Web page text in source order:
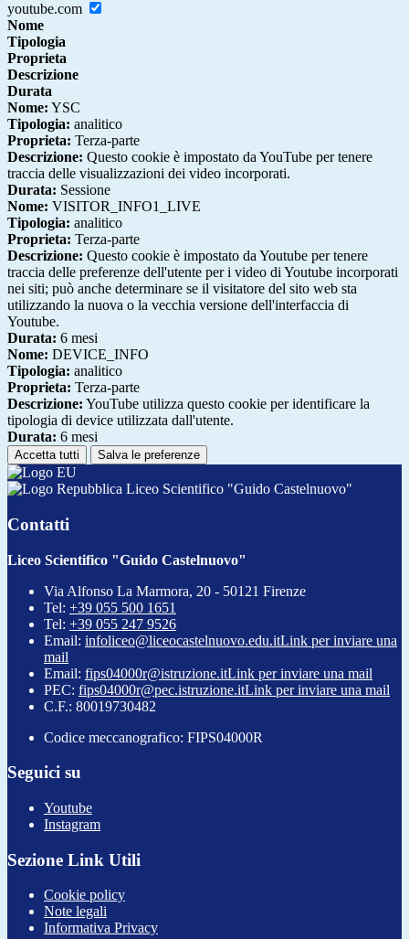
youtube.com
Nome
Tipologia
Proprieta
Descrizione
Durata
Nome: YSC
Tipologia: analitico
Proprieta: Terza-parte
Descrizione: Questo cookie è impostato da YouTube per tenere
traccia delle visualizzazioni dei video incorporati.
Durata: Sessione
Nome: VISITOR_INFO1_LIVE
Tipologia: analitico
Proprieta: Terza-parte
Descrizione: Questo cookie è impostato da Youtube per tenere
traccia delle preferenze dell'utente per i video di Youtube incorporati
nei siti; può anche determinare se il visitatore del sito web sta
utilizzando la nuova o la vecchia versione dell'interfaccia di
Youtube.
Durata: 6 mesi
Nome: DEVICE_INFO
Tipologia: analitico
Proprieta: Terza-parte
Descrizione: YouTube utilizza questo cookie per identificare la
tipologia di device utilizzata dall'utente.
Durata: 6 mesi
Accetta tutti Salva le preferenze
Liceo Scientifico "Guido Castelnuovo"
Contatti
Liceo Scientifico "Guido Castelnuovo"
Via Alfonso La Marmora, 20 - 50121 Firenze
Tel: +39 055 500 1651
Tel: +39 055 247 9526
Email: infoliceo@liceocastelnuovo.edu.itLink per inviare una
mail
Email: fips04000r@istruzione.itLink per inviare una mail
PEC: fips04000r@pec.istruzione.itLink per inviare una mail
C.F.: 80019730482
Codice meccanografico: FIPS04000R
Seguici su
Youtube
Instagram
Sezione Link Utili
Cookie policy
Note legali
Informativa Privacy